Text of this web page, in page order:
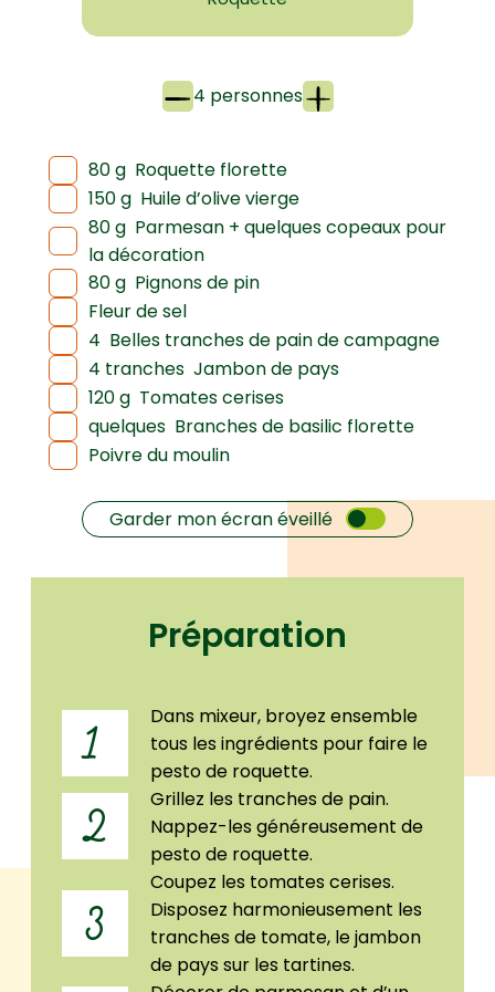
4 personnes
80 g Roquette florette
150 g Huile d’olive vierge
80 g Parmesan + quelques copeaux pour
la décoration
80 g Pignons de pin
Fleur de sel
4 Belles tranches de pain de campagne
4 tranches Jambon de pays
120 g Tomates cerises
quelques Branches de basilic florette
Poivre du moulin
Garder mon écran éveillé
Préparation
1
Dans mixeur, broyez ensemble
tous les ingrédients pour faire le
pesto de roquette.
2
Grillez les tranches de pain.
Nappez-les généreusement de
pesto de roquette.
3
Coupez les tomates cerises.
Disposez harmonieusement les
tranches de tomate, le jambon
de pays sur les tartines.